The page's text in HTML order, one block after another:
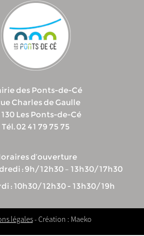
des Ponts-de-Cé
Charles de Gaulle
130 Les Ponts-de-Cé
Tél. 02 41 79 75 75
d’ouverture
: 9h/12h30 – 13h30/17h30
: 10h30/12h30 - 13h30/19h
légales- Création : Maeko